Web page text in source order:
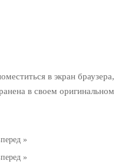
»
»
в экран браузера,
в своем оригинальном